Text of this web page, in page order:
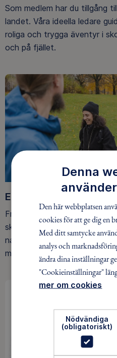
Som medlem har du tillgång
landet. Våra ideella ledare
roliga och trygga äventyr i
och på fjället.
Ett friluftsliv för alla
Friluftsfrämjandet arbetar för
ska upptäcka den
naturen ger. Som medlem
med att skydda
Denna
Den här webbplatsen
cookies för att ge dig en
Med ditt samtycke
analys och
ändra dina inställningar
"Cookieinställningar"
mer om cookies
Nödvändiga
(obligatoriskt)